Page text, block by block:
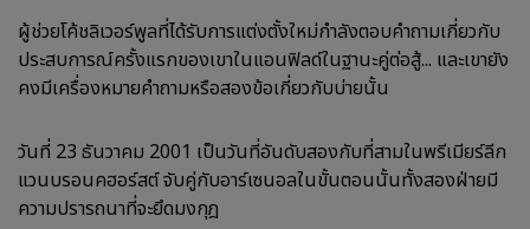
ผู้ช่วยโค้ชลิเวอร์พูลที่ได้รับการแต่งตั้งใหม่กำลังตอบคำถามเกี่ยวกับ
ประสบการณ์ครั้งแรกของเขาในแอนฟิลด์ในฐานะคู่ต่อสู้... และเขายัง
คงมีเครื่องหมายคำถามหรือสองข้อเกี่ยวกับบ่ายนั้น
วันที่ 23 ธันวาคม 2001 เป็นวันที่อันดับสองกับที่สามในพรีเมียร์ลีก
แวนบรอนคฮอร์สต์ จับคู่กับอาร์เซนอลในขั้นตอนนั้นทั้งสองฝ่ายมี
ความปรารถนาที่จะยึดมงกุฎ